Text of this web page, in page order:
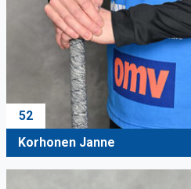
52
Korhonen Janne